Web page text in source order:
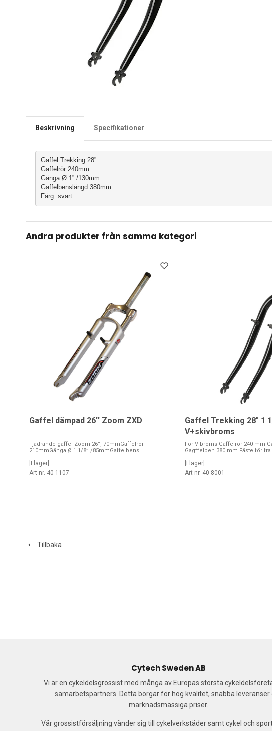
Beskrivning Specifikationer
Gaffel Trekking 28”
Gaffelrör 240mm
Gänga Ø 1” /130mm
Gaffelbenslängd 380mm
Färg: svart
Andra produkter från samma kategori
Gaffel dämpad 26'' Zoom ZXD
Fjädrande gaffel Zoom 26”, 70mmGaffelrör
210mmGänga Ø 1.1/8” /85mmGaffelbensl...
[I lager]
Art nr. 40-1107
Gaffel Trekking 28" 1
V+skivbroms
För V-broms Gaffelrör 240 mm
Gagffelben 380 mm Fäste för
[I lager]
Art nr. 40-8001
Tillbaka
Cytech Sweden AB
Vi är en cykeldelsgrossist med många av Europas största
samarbetspartners. Detta borgar för hög kvalitet, snabba leveranser
marknadsmässiga priser.
Vår grossistförsäljning vänder sig till cykelverkstäder samt cykel och